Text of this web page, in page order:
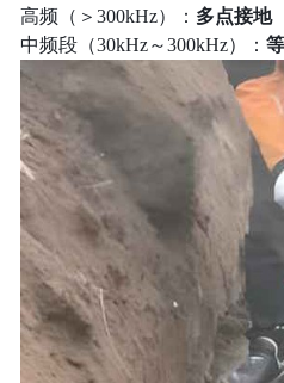
高频（＞300kHz）： 多点接地
中频段（30kHz～300kHz）：